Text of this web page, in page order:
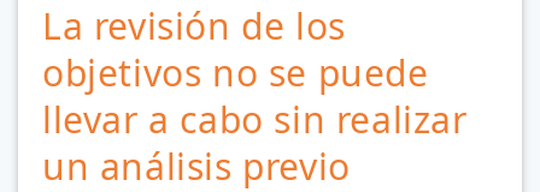
La revisión de los
objetivos no se puede
llevar a cabo sin realizar
un análisis previo